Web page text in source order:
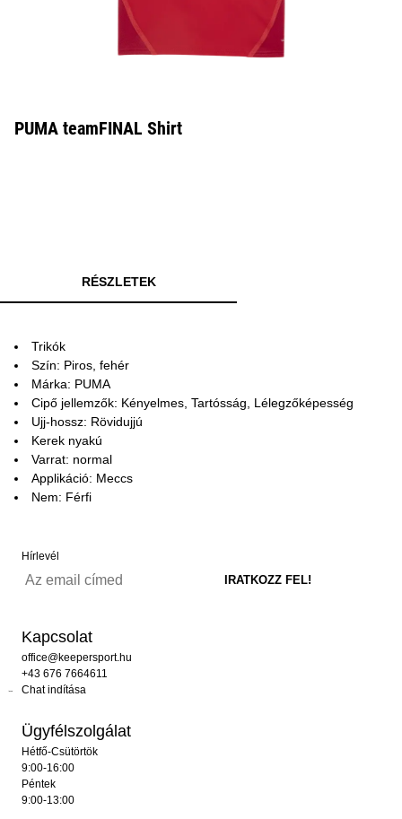
PUMA teamFINAL Shirt
RÉSZLETEK
Trikók
Szín: Piros, fehér
Márka: PUMA
Cipő jellemzők: Kényelmes, Tartósság, Lélegzőképesség
Ujj-hossz: Rövidujjú
Kerek nyakú
Varrat: normal
Applikáció: Meccs
Nem: Férfi
Hírlevél
Kapcsolat
office@keepersport.hu
+43 676 7664611
Chat indítása
Ügyfélszolgálat
Hétfő-Csütörtök
9:00-16:00
Péntek
9:00-13:00